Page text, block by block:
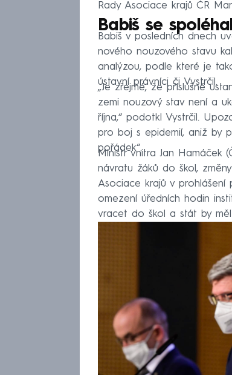
Rady Asociace krajů ČR
Babiš se
Babiš v posledních dnech
nového nouzového stavu
analýzou, podle které je
ústavní právníci či Vystrčil.
„Je zřejmé, že příslušné
zemi nouzový stav není a
října,“ podotkl Vystrčil.
pro boj s epidemií, aniž by
pořádek“.
Ministr vnitra Jan Hamáček
návratu žáků do škol,
Asociace krajů v
omezení úředních hodin
vracet do škol a stát by